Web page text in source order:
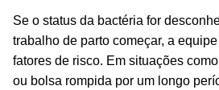
Se o status da bactéria for
trabalho de parto começar, a
fatores de risco. Em situações
ou bolsa rompida por um longo